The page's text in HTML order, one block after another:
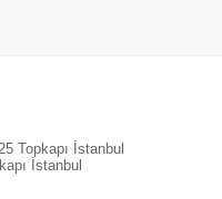
Topkapı İstanbul
İstanbul